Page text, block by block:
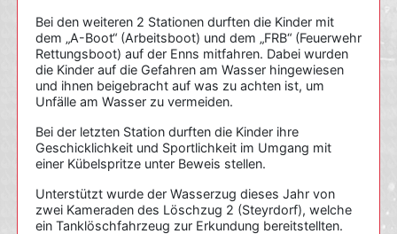
Bei den weiteren 2 Stationen durften die Kinder mit
dem „A-Boot“ (Arbeitsboot) und dem „FRB“ (Feuerwehr
Rettungsboot) auf der Enns mitfahren. Dabei wurden
die Kinder auf die Gefahren am Wasser hingewiesen
und ihnen beigebracht auf was zu achten ist, um
Unfälle am Wasser zu vermeiden.
Bei der letzten Station durften die Kinder ihre
Geschicklichkeit und Sportlichkeit im Umgang mit
einer Kübelspritze unter Beweis stellen.
Unterstützt wurde der Wasserzug dieses Jahr von
zwei Kameraden des Löschzug 2 (Steyrdorf), welche
ein Tanklöschfahrzeug zur Erkundung bereitstellten.